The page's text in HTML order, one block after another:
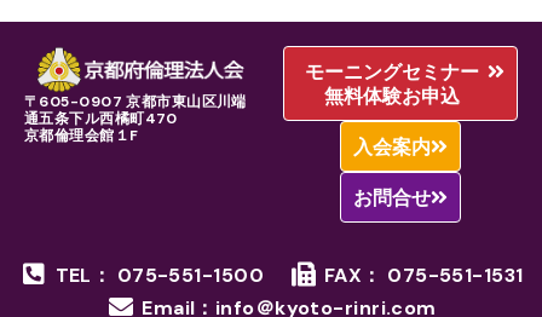
〒605-0907 京都市東山区川端
通五条下ル西橘町470
京都倫理会館１F
モーニングセミナー
無料体験お申込
入会案内
お問合せ
TEL： 075-551-1500
FAX： 075-551-1531
Email：info＠kyoto-rinri.com